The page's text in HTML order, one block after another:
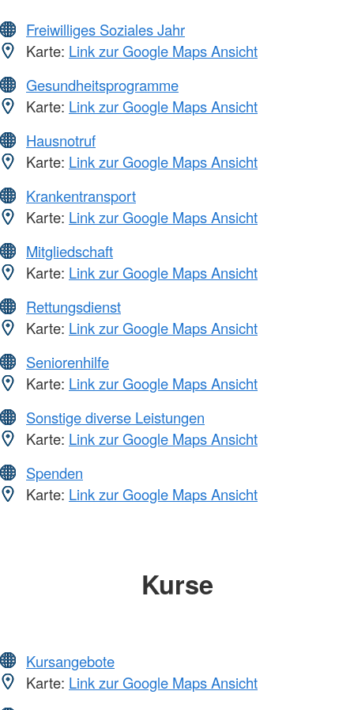
Freiwilliges Soziales Jahr
Karte: Link zur Google Maps Ansicht
Gesundheitsprogramme
Karte: Link zur Google Maps Ansicht
Hausnotruf
Karte: Link zur Google Maps Ansicht
Krankentransport
Karte: Link zur Google Maps Ansicht
Mitgliedschaft
Karte: Link zur Google Maps Ansicht
Rettungsdienst
Karte: Link zur Google Maps Ansicht
Seniorenhilfe
Karte: Link zur Google Maps Ansicht
Sonstige diverse Leistungen
Karte: Link zur Google Maps Ansicht
Spenden
Karte: Link zur Google Maps Ansicht
Kurse
Kursangebote
Karte: Link zur Google Maps Ansicht